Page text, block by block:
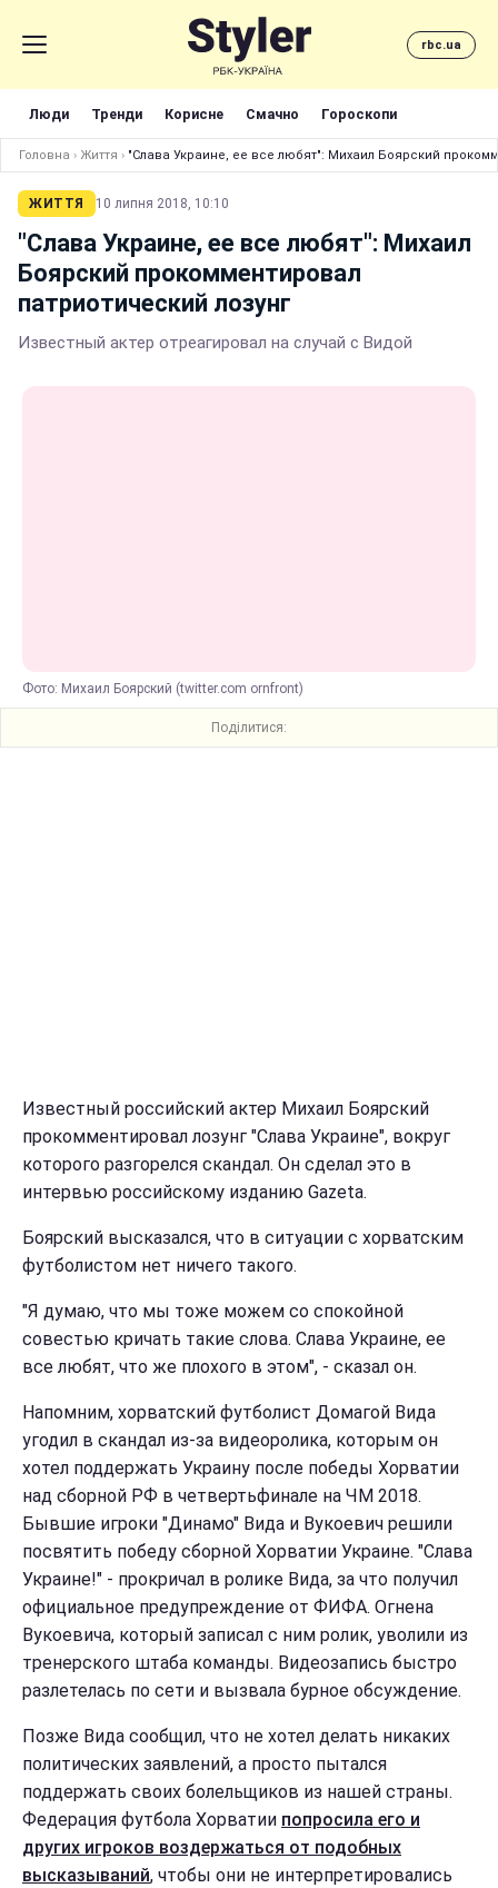
rbc.ua
Люди Тренди Корисне Смачно Гороскопи
Головна › Життя › "Слава Украине, ее все любят": Михаил Боярский
ЖИТТЯ 10 липня 2018, 10:10
"Слава Украине, ее все любят": Михаил
Боярский прокомментировал
патриотический лозунг
Известный актер отреагировал на случай с Видой
Фото: Михаил Боярский (twitter.com ornfront)
Поділитися:
Известный российский актер Михаил Боярский
прокомментировал лозунг "Слава Украине", вокруг
которого разгорелся скандал. Он сделал это в
интервью российскому изданию Gazeta.
Боярский высказался, что в ситуации с хорватским
футболистом нет ничего такого.
"Я думаю, что мы тоже можем со спокойной
совестью кричать такие слова. Слава Украине, ее
все любят, что же плохого в этом", - сказал он.
Напомним, хорватский футболист Домагой Вида
угодил в скандал из-за видеоролика, которым он
хотел поддержать Украину после победы Хорватии
над сборной РФ в четвертьфинале на ЧМ 2018.
Бывшие игроки "Динамо" Вида и Вукоевич решили
посвятить победу сборной Хорватии Украине. "Слава
Украине!" - прокричал в ролике Вида, за что получил
официальное предупреждение от ФИФА. Огнена
Вукоевича, который записал с ним ролик, уволили из
тренерского штаба команды. Видеозапись быстро
разлетелась по сети и вызвала бурное обсуждение.
Позже Вида сообщил, что не хотел делать никаких
политических заявлений, а просто пытался
поддержать своих болельщиков из нашей страны.
Федерация футбола Хорватии попросила его и
других игроков воздержаться от подобных
высказываний, чтобы они не интерпретировались